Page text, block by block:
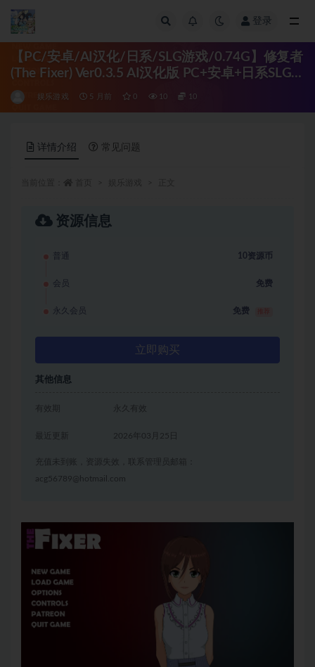
登录
【PC/安卓/AI汉化/日系/SLG游戏/0.74G】修复者
(The Fixer) Ver0.3.5 AI汉化版 PC+安卓+日系SLG
游戏+0.74G
娱乐游戏 5 月前 0 10 10
详情介绍 常见问题
资源信息
普通 10资源币
会员 免费
永久会员 免费
立即购买
其他信息
有效期 永久有效
2026年03月25日
充值未到账，资源失效，联系管理员邮箱：
acg56789@hotmail.com